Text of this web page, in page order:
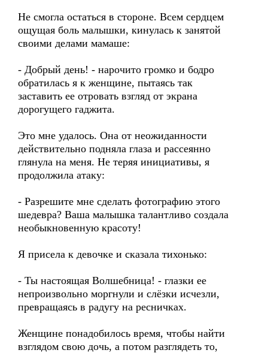
Не смогла остаться в стороне. Всем сердцем
ощущая боль малышки, кинулась к занятой
своими делами мамаше:
- Добрый день! - нарочито громко и бодро
обратилась я к женщине, пытаясь так
заставить ее отровать взгляд от экрана
дорогущего гаджита.
Это мне удалось. Она от неожиданности
действительно подняла глаза и рассеянно
глянула на меня. Не теряя инициативы, я
продолжила атаку:
- Разрешите мне сделать фотографию этого
шедевра? Ваша малышка талантливо создала
необыкновенную красоту!
Я присела к девочке и сказала тихонько:
- Ты настоящая Волшебница! - глазки ее
непроизвольно моргнули и слёзки исчезли,
превращаясь в радугу на ресничках.
Женщине понадобилось время, чтобы найти
взглядом свою дочь, а потом разглядеть то,